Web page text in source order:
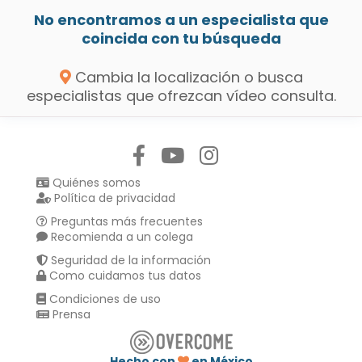
No encontramos a un especialista que
coincida con tu búsqueda
Cambia la localización o busca
especialistas que ofrezcan vídeo consulta.
Quiénes somos
Política de privacidad
Preguntas más frecuentes
Recomienda a un colega
Seguridad de la información
Como cuidamos tus datos
Condiciones de uso
Prensa